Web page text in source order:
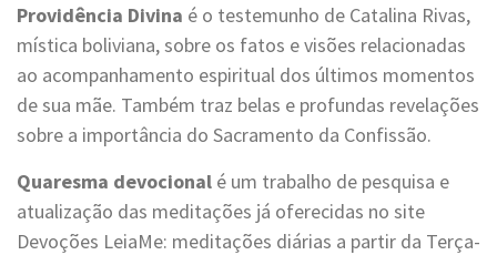
Providência Divina é o testemunho de Catalina Rivas,
mística boliviana, sobre os fatos e visões relacionadas
ao acompanhamento espiritual dos últimos momentos
de sua mãe. Também traz belas e profundas revelações
sobre a importância do Sacramento da Confissão.
Quaresma devocional é um trabalho de pesquisa e
atualização das meditações já oferecidas no site
Devoções LeiaMe: meditações diárias a partir da Terça-